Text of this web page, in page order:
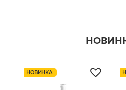
для очистки скла MCS
НОВИНКА